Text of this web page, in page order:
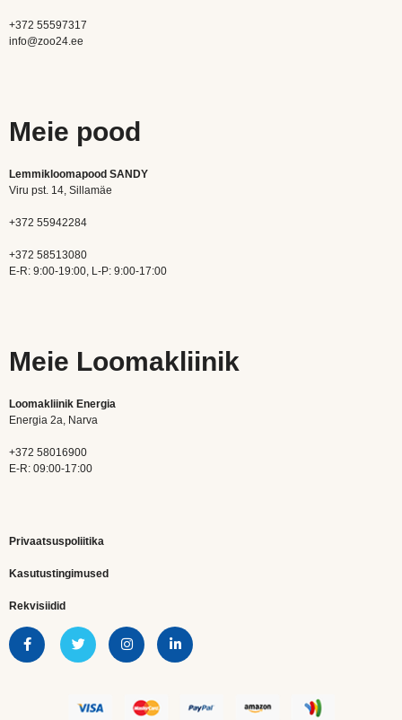
+372 55597317
info@zoo24.ee
Meie pood
Lemmikloomapood SANDY
Viru pst. 14, Sillamäe
+372 55942284
+372 58513080
E-R: 9:00-19:00, L-P: 9:00-17:00
Meie Loomakliinik
Loomakliinik Energia
Energia 2a, Narva
+372 58016900
E-R: 09:00-17:00
Privaatsuspoliitika
Kasutustingimused
Rekvisiidid